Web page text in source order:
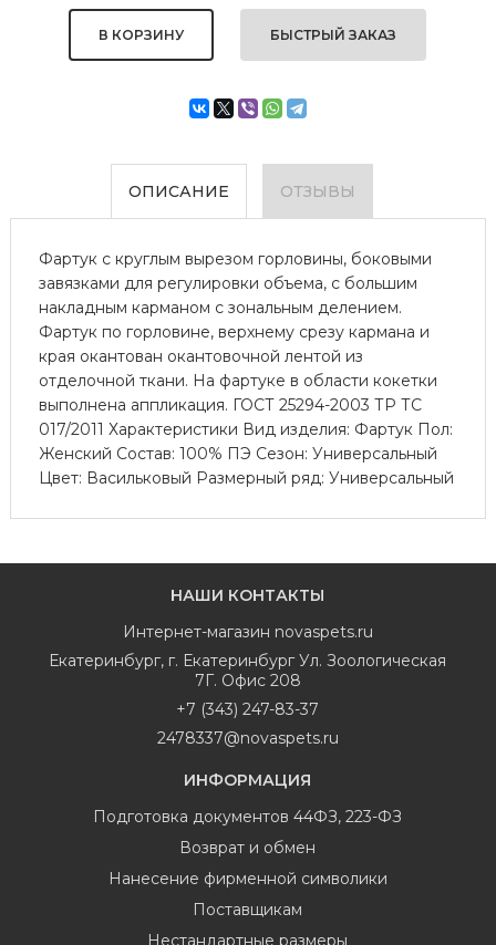
БЫСТРЫЙ ЗАКАЗ
ОПИСАНИЕ ОТЗЫВЫ
Фартук с круглым вырезом горловины, боковыми
завязками для регулировки объема, с большим
накладным карманом с зональным делением.
Фартук по горловине, верхнему срезу кармана и
края окантован окантовочной лентой из
отделочной ткани. На фартуке в области кокетки
выполнена аппликация. ГОСТ 25294-2003 ТР ТС
017/2011 Характеристики Вид изделия: Фартук Пол:
Женский Состав: 100% ПЭ Сезон: Универсальный
Цвет: Васильковый Размерный ряд: Универсальный
НАШИ КОНТАКТЫ
Интернет-магазин novaspets.ru
Екатеринбург, г. Екатеринбург Ул. Зоологическая
7Г. Офис 208
+7 (343) 247-83-37
2478337@novaspets.ru
ИНФОРМАЦИЯ
Подготовка документов 44ФЗ, 223-ФЗ
Возврат и обмен
Нанесение фирменной символики
Поставщикам
Нестандартные размеры